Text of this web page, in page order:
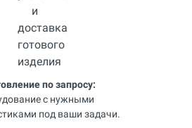
по запросу:
с нужными
под ваши задачи.